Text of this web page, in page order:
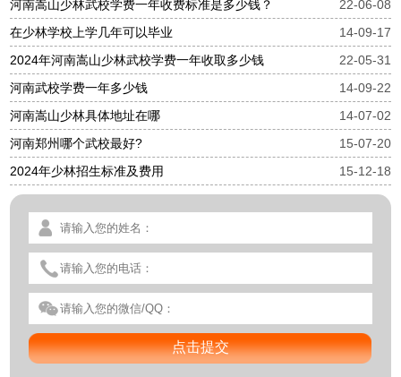
河南嵩山少林武校学费一年收费标准是多少钱？
22-06-08
在少林学校上学几年可以毕业
14-09-17
2024年河南嵩山少林武校学费一年收取多少钱
22-05-31
河南武校学费一年多少钱
14-09-22
河南嵩山少林具体地址在哪
14-07-02
河南郑州哪个武校最好?
15-07-20
2024年少林招生标准及费用
15-12-18